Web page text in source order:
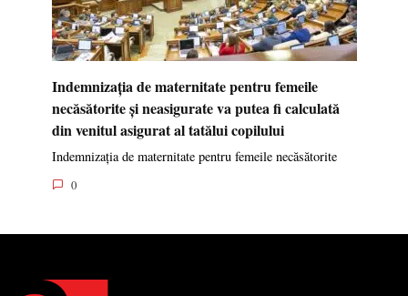
Indemnizația de maternitate pentru femeile
necăsătorite și neasigurate va putea fi calculată
din venitul asigurat al tatălui copilului
Indemnizația de maternitate pentru femeile necăsătorite
0